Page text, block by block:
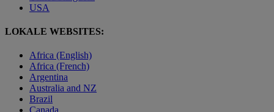
USA
LOKALE WEBSITES:
Africa (English)
Africa (French)
Argentina
Australia and NZ
Brazil